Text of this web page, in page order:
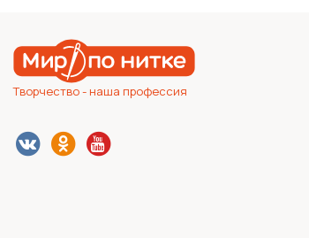
Творчество - наша профессия